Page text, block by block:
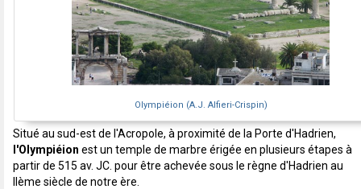
Olympiéion (A.J. Alfieri-Crispin)
Situé au sud-est de l'Acropole, à proximité de la Porte d'Hadrien,
l'Olympiéion est un temple de marbre érigée en plusieurs étapes à
partir de 515 av. JC. pour être achevée sous le règne d'Hadrien au
IIème siècle de notre ère.